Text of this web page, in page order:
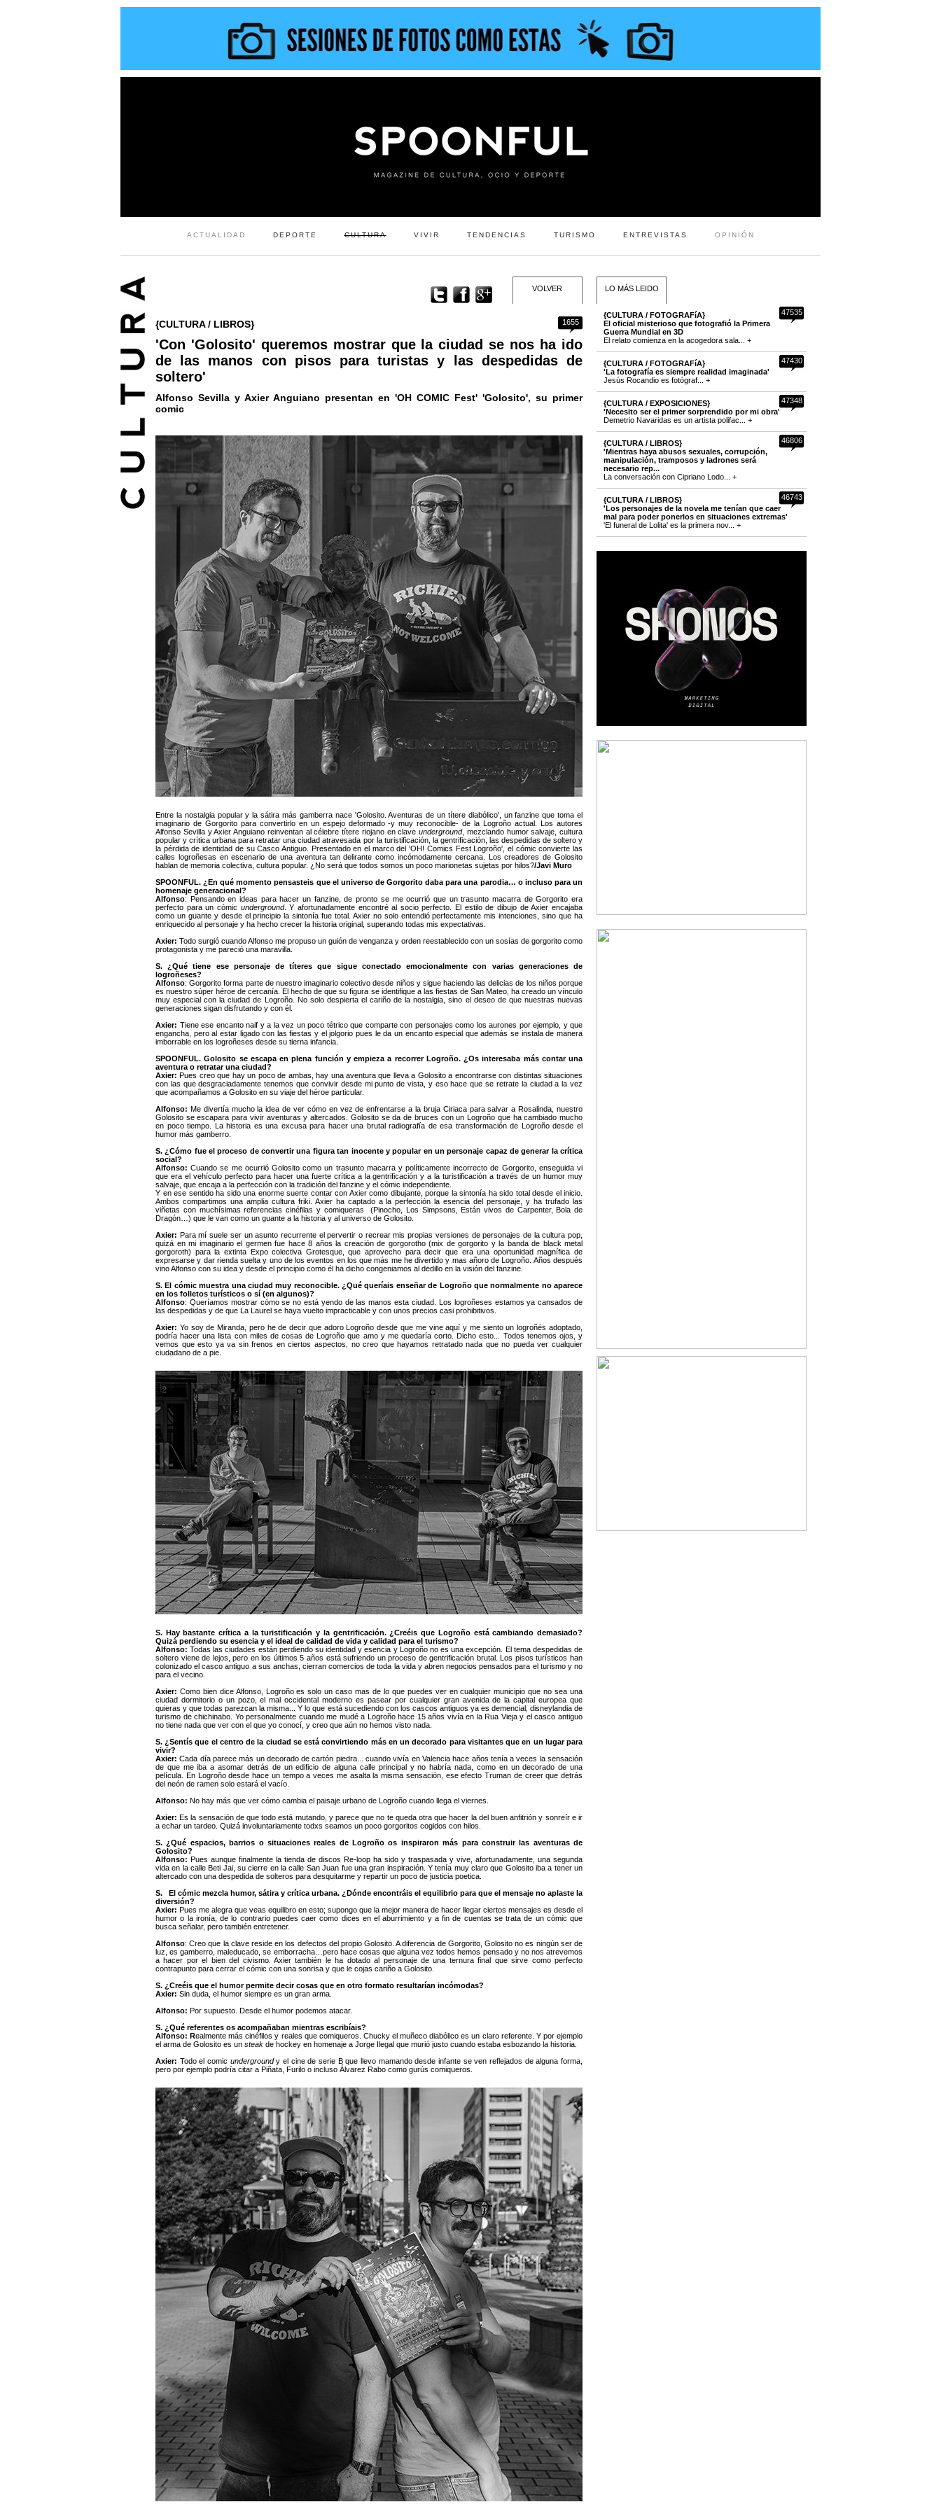
ACTUALIDAD DEPORTE CULTURA VIVIR TENDENCIAS TURISMO ENTREVISTAS OPINIÓN
VOLVER
1655
{CULTURA / LIBROS}
'Con 'Golosito' queremos mostrar que la ciudad se nos ha ido
de las manos con pisos para turistas y las despedidas de
soltero'
Alfonso Sevilla y Axier Anguiano presentan en 'OH COMIC Fest' 'Golosito', su primer
comic
Entre la nostalgia popular y la sátira más gamberra nace 'Golosito. Aventuras de un títere diabólico', un fanzine que toma el
imaginario de Gorgorito para convertirlo en un espejo deformado -y muy reconocible- de la Logroño actual. Los autores
Alfonso Sevilla y Axier Anguiano reinventan al célebre títere riojano en clave underground, mezclando humor salvaje, cultura
popular y crítica urbana para retratar una ciudad atravesada por la turistificación, la gentrificación, las despedidas de soltero y
la pérdida de identidad de su Casco Antiguo. Presentado en el marco del 'OH! Comics Fest Logroño', el cómic convierte las
calles logroñesas en escenario de una aventura tan delirante como incómodamente cercana. Los creadores de Golosito
hablan de memoria colectiva, cultura popular. ¿No será que todos somos un poco marionetas sujetas por hilos?/Javi Muro
SPOONFUL. ¿En qué momento pensasteis que el universo de Gorgorito daba para una parodia… o incluso para un
homenaje generacional?
Alfonso: Pensando en ideas para hacer un fanzine, de pronto se me ocurrió que un trasunto macarra de Gorgorito era
perfecto para un cómic underground. Y afortunadamente encontré al socio perfecto. El estilo de dibujo de Axier encajaba
como un guante y desde el principio la sintonía fue total. Axier no solo entendió perfectamente mis intenciones, sino que ha
enriquecido al personaje y ha hecho crecer la historia original, superando todas mis expectativas.
Axier: Todo surgió cuando Alfonso me propuso un guión de venganza y orden reestablecido con un sosías de gorgorito como
protagonista y me pareció una maravilla.
S. ¿Qué tiene ese personaje de títeres que sigue conectado emocionalmente con varias generaciones de
logroñeses?
Alfonso: Gorgorito forma parte de nuestro imaginario colectivo desde niños y sigue haciendo las delicias de los niños porque
es nuestro súper héroe de cercanía. El hecho de que su figura se identifique a las fiestas de San Mateo, ha creado un vínculo
muy especial con la ciudad de Logroño. No solo despierta el cariño de la nostalgia, sino el deseo de que nuestras nuevas
generaciones sigan disfrutando y con él.
Axier: Tiene ese encanto naif y a la vez un poco tétrico que comparte con personajes como los aurones por ejemplo, y que
engancha, pero al estar ligado con las fiestas y el jolgorio pues le da un encanto especial que además se instala de manera
imborrable en los logroñeses desde su tierna infancia.
SPOONFUL. Golosito se escapa en plena función y empieza a recorrer Logroño. ¿Os interesaba más contar una
aventura o retratar una ciudad?
Axier:Pues creo que hay un poco de ambas, hay una aventura que lleva a Golosito a encontrarse con distintas situaciones
con las que desgraciadamente tenemos que convivir desde mi punto de vista, y eso hace que se retrate la ciudad a la vez
que acompañamos a Golosito en su viaje del héroe particular.
Alfonso: Me divertía mucho la idea de ver cómo en vez de enfrentarse a la bruja Ciriaca para salvar a Rosalinda, nuestro
Golosito se escapara para vivir aventuras y altercados. Golosito se da de bruces con un Logroño que ha cambiado mucho
en poco tiempo. La historia es una excusa para hacer una brutal radiografía de esa transformación de Logroño desde el
humor más gamberro.
S. ¿Cómo fue el proceso de convertir una figura tan inocente y popular en un personaje capaz de generar la crítica
social?
Alfonso: Cuando se me ocurrió Golosito como un trasunto macarra y políticamente incorrecto de Gorgorito, enseguida vi
que era el vehículo perfecto para hacer una fuerte crítica a la gentrificación y a la turistificación a través de un humor muy
salvaje, que encaja a la perfección con la tradición del fanzine y el cómic independiente.
Y en ese sentido ha sido una enorme suerte contar con Axier como dibujante, porque la sintonía ha sido total desde el inicio.
Ambos compartimos una amplia cultura friki. Axier ha captado a la perfección la esencia del personaje, y ha trufado las
viñetas con muchísimas referencias cinéfilas y comiqueras (Pinocho, Los Simpsons, Están vivos de Carpenter, Bola de
Dragón…) que le van como un guante a la historia y al universo de Golosito.
Axier: Para mí suele ser un asunto recurrente el pervertir o recrear mis propias versiones de personajes de la cultura pop,
quizá en mi imaginario el germen fue hace 8 años la creación de gorgorotho (mix de gorgorito y la banda de black metal
gorgoroth) para la extinta Expo colectiva Grotesque, que aprovecho para decir que era una oportunidad magnífica de
expresarse y dar rienda suelta y uno de los eventos en los que más me he divertido y mas añoro de Logroño. Años después
vino Alfonso con su idea y desde el principio como él ha dicho congeniamos al dedillo en la visión del fanzine.
S. El cómic muestra una ciudad muy reconocible. ¿Qué queríais enseñar de Logroño que normalmente no aparece
en los folletos turísticos o sí (en algunos)?
Alfonso: Queríamos mostrar cómo se no está yendo de las manos esta ciudad. Los logroñeses estamos ya cansados de
las despedidas y de que La Laurel se haya vuelto impracticable y con unos precios casi prohibitivos.
Axier: Yo soy de Miranda, pero he de decir que adoro Logroño desde que me vine aquí y me siento un logroñés adoptado,
podría hacer una lista con miles de cosas de Logroño que amo y me quedaría corto. Dicho esto... Todos tenemos ojos, y
vemos que esto ya va sin frenos en ciertos aspectos, no creo que hayamos retratado nada que no pueda ver cualquier
ciudadano de a pie.
S. Hay bastante crítica a la turistificación y la gentrificación. ¿Creéis que Logroño está cambiando demasiado?
Quizá perdiendo su esencia y el ideal de calidad de vida y calidad para el turismo?
Alfonso: Todas las ciudades están perdiendo su identidad y esencia y Logroño no es una excepción. El tema despedidas de
soltero viene de lejos, pero en los últimos 5 años está sufriendo un proceso de gentrificación brutal. Los pisos turísticos han
colonizado el casco antiguo a sus anchas, cierran comercios de toda la vida y abren negocios pensados para el turismo y no
para el vecino.
Axier: Como bien dice Alfonso, Logroño es solo un caso mas de lo que puedes ver en cualquier municipio que no sea una
ciudad dormitorio o un pozo, el mal occidental moderno es pasear por cualquier gran avenida de la capital europea que
quieras y que todas parezcan la misma... Y lo que está sucediendo con los cascos antiguos ya es demencial, disneylandia de
turismo de chichinabo. Yo personalmente cuando me mudé a Logroño hace 15 años vivía en la Rua Vieja y el casco antiguo
no tiene nada que ver con el que yo conocí, y creo que aún no hemos visto nada.
S. ¿Sentís que el centro de la ciudad se está convirtiendo más en un decorado para visitantes que en un lugar para
vivir?
Axier:Cada día parece más un decorado de cartón piedra... cuando vivía en Valencia hace años tenía a veces la sensación
de que me iba a asomar detrás de un edificio de alguna calle principal y no habría nada, como en un decorado de una
película. En Logroño desde hace un tempo a veces me asalta la misma sensación, ese efecto Truman de creer que detrás
del neón de ramen solo estará el vacío.
Alfonso: No hay más que ver cómo cambia el paisaje urbano de Logroño cuando llega el viernes.
Axier: Es la sensación de que todo está mutando, y parece que no te queda otra que hacer la del buen anfitrión y sonreír e ir
a echar un tardeo. Quizá involuntariamente todxs seamos un poco gorgoritos cogidos con hilos.
S. ¿Qué espacios, barrios o situaciones reales de Logroño os inspiraron más para construir las aventuras de
Golosito?
Alfonso: Pues aunque finalmente la tienda de discos Re-loop ha sido y traspasada y vive, afortunadamente, una segunda
vida en la calle Beti Jai, su cierre en la calle San Juan fue una gran inspiración. Y tenía muy claro que Golosito iba a tener un
altercado con una despedida de solteros para desquitarme y repartir un poco de justicia poetica.
S. El cómic mezcla humor, sátira y crítica urbana. ¿Dónde encontráis el equilibrio para que el mensaje no aplaste la
diversión?
Axier: Pues me alegra que veas equilibro en esto; supongo que la mejor manera de hacer llegar ciertos mensajes es desde el
humor o la ironía, de lo contrario puedes caer como dices en el aburrimiento y a fin de cuentas se trata de un cómic que
busca señalar, pero también entretener.
Alfonso: Creo que la clave reside en los defectos del propio Golosito. A diferencia de Gorgorito, Golosito no es ningún ser de
luz, es gamberro, maleducado, se emborracha…pero hace cosas que alguna vez todos hemos pensado y no nos atrevemos
a hacer por el bien del civismo. Axier también le ha dotado al personaje de una ternura final que sirve como perfecto
contrapunto para cerrar el cómic con una sonrisa y que le cojas cariño a Golosito.
S. ¿Creéis que el humor permite decir cosas que en otro formato resultarían incómodas?
Axier: Sin duda, el humor siempre es un gran arma.
Alfonso: Por supuesto. Desde el humor podemos atacar.
S. ¿Qué referentes os acompañaban mientras escribíais?
Alfonso: Realmente más cinéfilos y reales que comiqueros. Chucky el muñeco diabólico es un claro referente. Y por ejemplo
el arma de Golosito es un steak de hockey en homenaje a Jorge Ilegal que murió justo cuando estaba esbozando la historia.
Axier: Todo el comic undergroundy el cine de serie B que llevo mamando desde infante se ven reflejados de alguna forma,
pero por ejemplo podría citar a Piñata, Furilo o incluso Álvarez Rabo como gurús comiqueros.
LO MÁS LEIDO
47535
{CULTURA / FOTOGRAFíA}
El oficial misterioso que fotografió la Primera
Guerra Mundial en 3D
El relato comienza en la acogedora sala... +
47430
{CULTURA / FOTOGRAFíA}
'La fotografía es siempre realidad imaginada'
Jesús Rocandio es fotógraf... +
47348
{CULTURA / EXPOSICIONES}
'Necesito ser el primer sorprendido por mi obra'
Demetrio Navaridas es un artista polifac... +
46806
{CULTURA / LIBROS}
'Mientras haya abusos sexuales, corrupción,
manipulación, tramposos y ladrones será
necesario rep...
La conversación con Cipriano Lodo... +
46743
{CULTURA / LIBROS}
'Los personajes de la novela me tenían que caer
mal para poder ponerlos en situaciones extremas'
'El funeral de Lolita' es la primera nov... +